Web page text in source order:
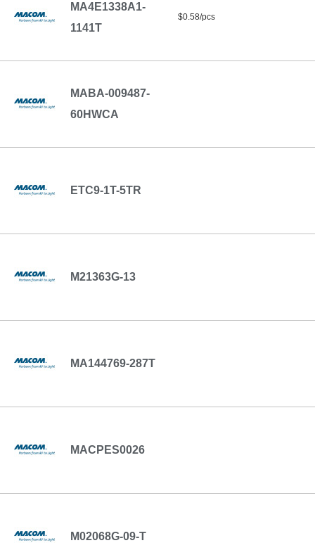
MA4E1338A1-
1141T
$0.58/pcs
MABA-009487-
60HWCA
ETC9-1T-5TR
M21363G-13
MA144769-287T
MACPES0026
M02068G-09-T